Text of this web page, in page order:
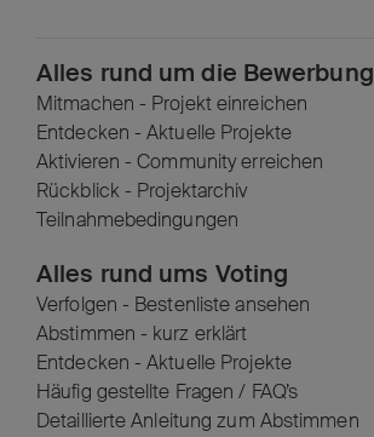
Alles rund um die Bewerbung
Mitmachen - Projekt einreichen
Entdecken - Aktuelle Projekte
Aktivieren - Community erreichen
Rückblick - Projektarchiv
Teilnahmebedingungen
Alles rund ums Voting
Verfolgen - Bestenliste ansehen
Abstimmen - kurz erklärt
Entdecken - Aktuelle Projekte
Häufig gestellte Fragen / FAQ’s
Detaillierte Anleitung zum Abstimmen